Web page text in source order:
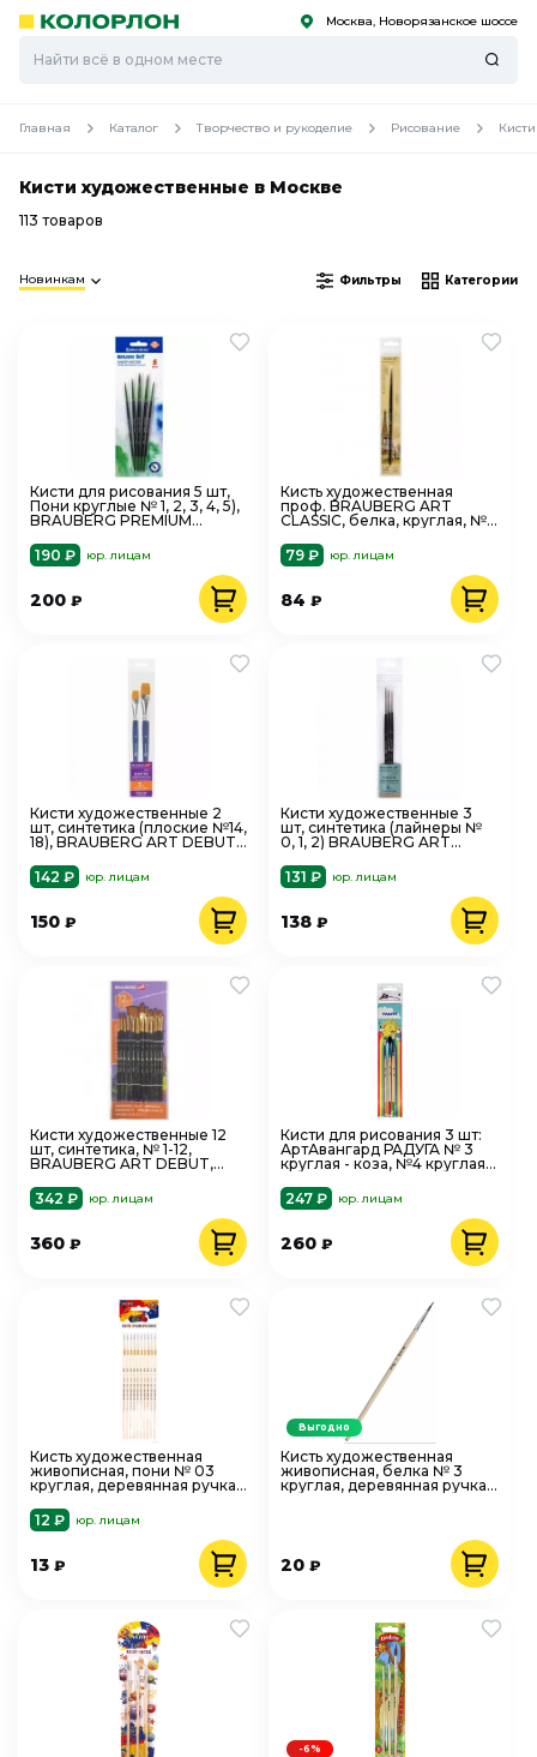
Скоро
Скоро Москва, Новорязанское шоссе
Главная Каталог Творчество и рукоделие Рисование
Кисти художественные в Москве
113 товаров
Новинкам Фильтры Категории
Кисти для рисования 5 шт,
Пони круглые № 1, 2, 3, 4, 5),
BRAUBERG PREMIUM
190 ₽
юр. лицам
200 ₽
Кисть художественная
проф. BRAUBERG ART
CLASSIC, белка, круглая, №
79 ₽
юр. лицам
84₽
Кисти художественные 2
шт, синтетика (плоские №14,
18), BRAUBERG ART DEBUT,
142 ₽
юр. лицам
150 ₽
Кисти художественные 3
шт, синтетика (лайнеры №
0, 1, 2) BRAUBERG ART
131 ₽
юр. лицам
138₽
Кисти художественные 12
шт, синтетика, № 1-12,
BRAUBERG ART DEBUT,
342 ₽
юр. лицам
360 ₽
Кисти для рисования 3 шт:
АртАвангард РАДУГА № 3
круглая - коза, №4 круглая -
С-6904
247 ₽ юр. лицам
260₽
Кисть художественная
живописная, пони № 03
круглая, деревянная ручка,
12 ₽
юр. лицам
13 ₽
Кисть художественная
живописная, белка № 3
круглая, деревянная ручка,
20₽
Выгодно
-6%